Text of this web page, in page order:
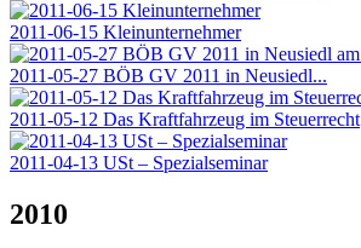
2011-06-15 Kleinunternehmer
2011-05-27 BÖB GV 2011 in Neusiedl...
2011-05-12 Das Kraftfahrzeug im Steuerrecht
2011-04-13 USt – Spezialseminar
2010